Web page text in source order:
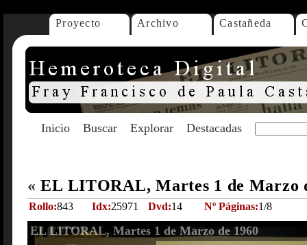
Proyecto Archivo Castañeda
Inicio Buscar Explorar Destacadas
« EL LITORAL, Martes 1 de Marzo
Rollo:843 Idx:25971 Dvd:14 Nº Páginas:1/8
EL LITORAL, Martes 1 de Marzo de 1960